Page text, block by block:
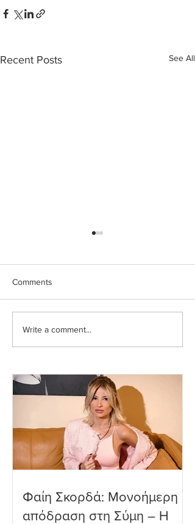
Recent Posts See All
Ευρυδίκη Βαλαβάνη: Η
δημόσια εξομολόγηση
Μόργκαν – «Τα όνειρα
όντως γίνονται
πραγματικότητα»
Comments
Write a comment...
Φαίη Σκορδά: Μονοήμερη
απόδραση στη Σύμη – Η